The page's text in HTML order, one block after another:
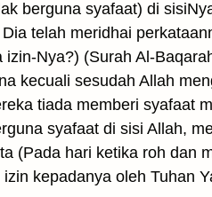
berguna syafaat) di
telah meridhai
Nya?) (Surah Al-
kecuali sesudah Allah
tiada memberi syafaat
syafaat di sisi Allah,
(Pada hari ketika roh dan
kepadanya oleh Tuhan